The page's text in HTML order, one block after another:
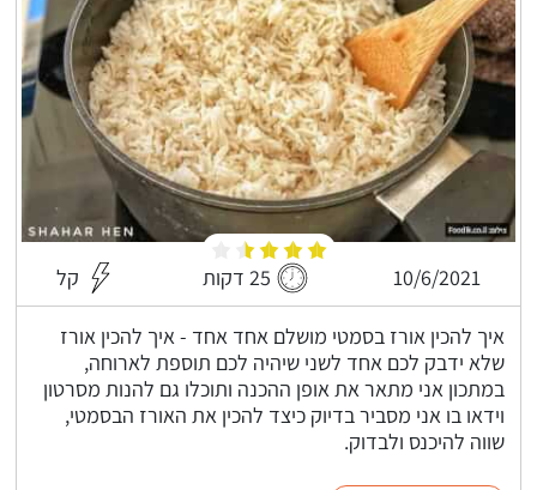
10/6/2021 25 דקות קל
איך להכין אורז בסמטי מושלם אחד אחד - איך להכין אורז
שלא ידבק לכם אחד לשני שיהיה לכם תוספת לארוחה,
במתכון אני מתאר את אופן ההכנה ותוכלו גם להנות מסרטון
וידאו בו אני מסביר בדיוק כיצד להכין את האורז הבסמטי,
שווה להיכנס ולבדוק.